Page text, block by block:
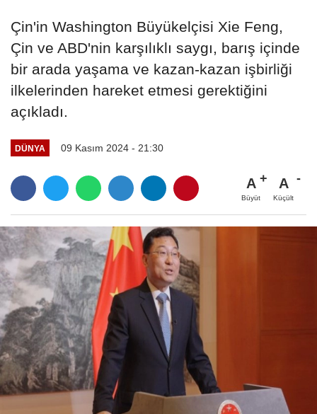
Çin'in Washington Büyükelçisi Xie Feng,
Çin ve ABD'nin karşılıklı saygı, barış içinde
bir arada yaşama ve kazan-kazan işbirliği
ilkelerinden hareket etmesi gerektiğini
açıkladı.
DÜNYA 09 Kasım 2024 - 21:30
A
Büyüt
A
Küçült